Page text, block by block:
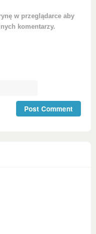
w przeglądarce aby
komentarzy.